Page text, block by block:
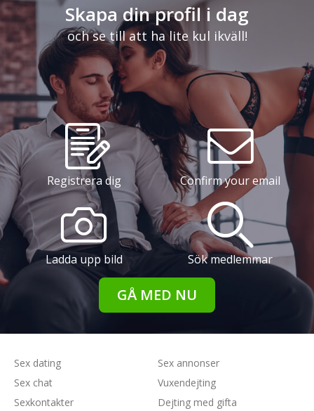
Skapa din profil i dag
och se till att ha lite kul ikväll!
Registrera dig Confirm your email
Ladda upp bild Sök medlemmar
GÅ MED NU
Sex dating
Sex chat
Sexkontakter
Sex annonser
Vuxendejting
Dejting med gifta